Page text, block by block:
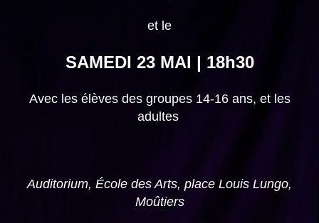
et le
SAMEDI 23 MAI | 18h30
Avec les élèves des groupes 14-16 ans, et les
adultes
Auditorium, École des Arts, place Louis Lungo,
Moûtiers